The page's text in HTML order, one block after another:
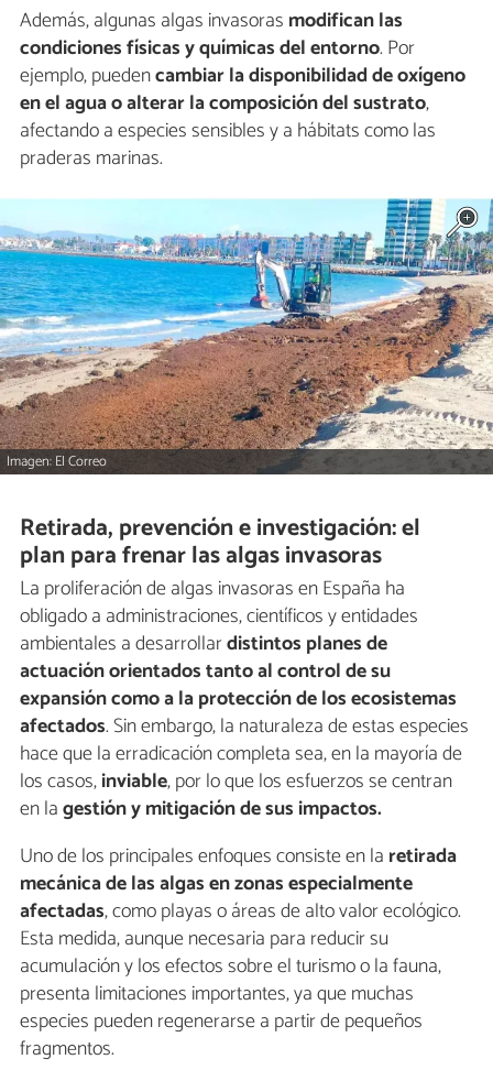
Además, algunas algas invasoras modifican las
condiciones físicas y químicas del entorno. Por
ejemplo, puedencambiar la disponibilidad de oxígeno
en el agua o alterar la composición del sustrato,
afectando a especies sensibles y a hábitats como las
praderas marinas.
Imagen: El Correo
Retirada, prevención e investigación: el
plan para frenar las algas invasoras
La proliferación de algas invasoras en España ha
obligado a administraciones, científicos y entidades
ambientales a desarrollardistintos planes de
actuación orientados tanto al control de su
expansión como a la protección de los ecosistemas
afectados. Sin embargo, la naturaleza de estas especies
hace que la erradicación completa sea, en la mayoría de
los casos,inviable, por lo que los esfuerzos se centran
en lagestión y mitigación de sus impactos.
Uno de los principales enfoques consiste en la retirada
mecánica de las algas en zonas especialmente
afectadas, como playas o áreas de alto valor ecológico.
Esta medida, aunque necesaria para reducir su
acumulación y los efectos sobre el turismo o la fauna,
presenta limitaciones importantes, ya que muchas
especies pueden regenerarse a partir de pequeños
fragmentos.